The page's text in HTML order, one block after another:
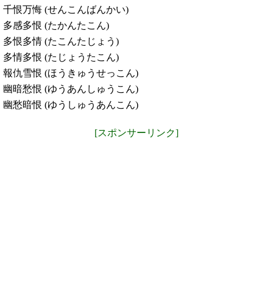
千恨万悔 (せんこんばんかい)
多感多恨 (たかんたこん)
多恨多情 (たこんたじょう)
多情多恨 (たじょうたこん)
報仇雪恨 (ほうきゅうせっこん)
幽暗愁恨 (ゆうあんしゅうこん)
幽愁暗恨 (ゆうしゅうあんこん)
[スポンサーリンク]